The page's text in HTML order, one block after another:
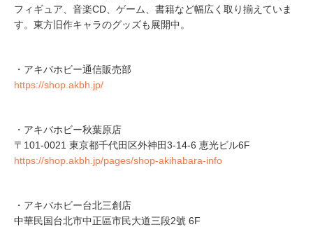
フィギュア、音楽CD、ゲーム、書籍など幅広く取り揃えていま
す。東方旧作キャラのグッズも展開中。
・アキバホビー通信販売部
https://shop.akbh.jp/
・アキバホビー秋葉原店
〒101-0021 東京都千代田区外神田3-14-6 恵光ビル6F
https://shop.akbh.jp/pages/shop-akihabara-info
・アキバホビー台北三創店
中華民国台北市中正區市民大道三段2號 6F